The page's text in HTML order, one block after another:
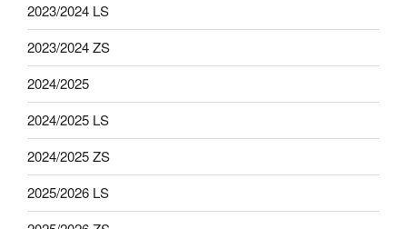
2023/2024 LS
2023/2024 ZS
2024/2025
2024/2025 LS
2024/2025 ZS
2025/2026 LS